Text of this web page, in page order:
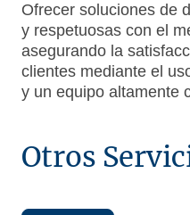
Ofrecer soluciones de
y respetuosas con el
asegurando la
clientes mediante el
y un equipo altamente
Otros